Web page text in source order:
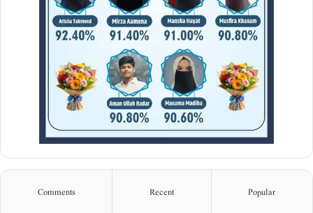
Popular
Recent
Comments